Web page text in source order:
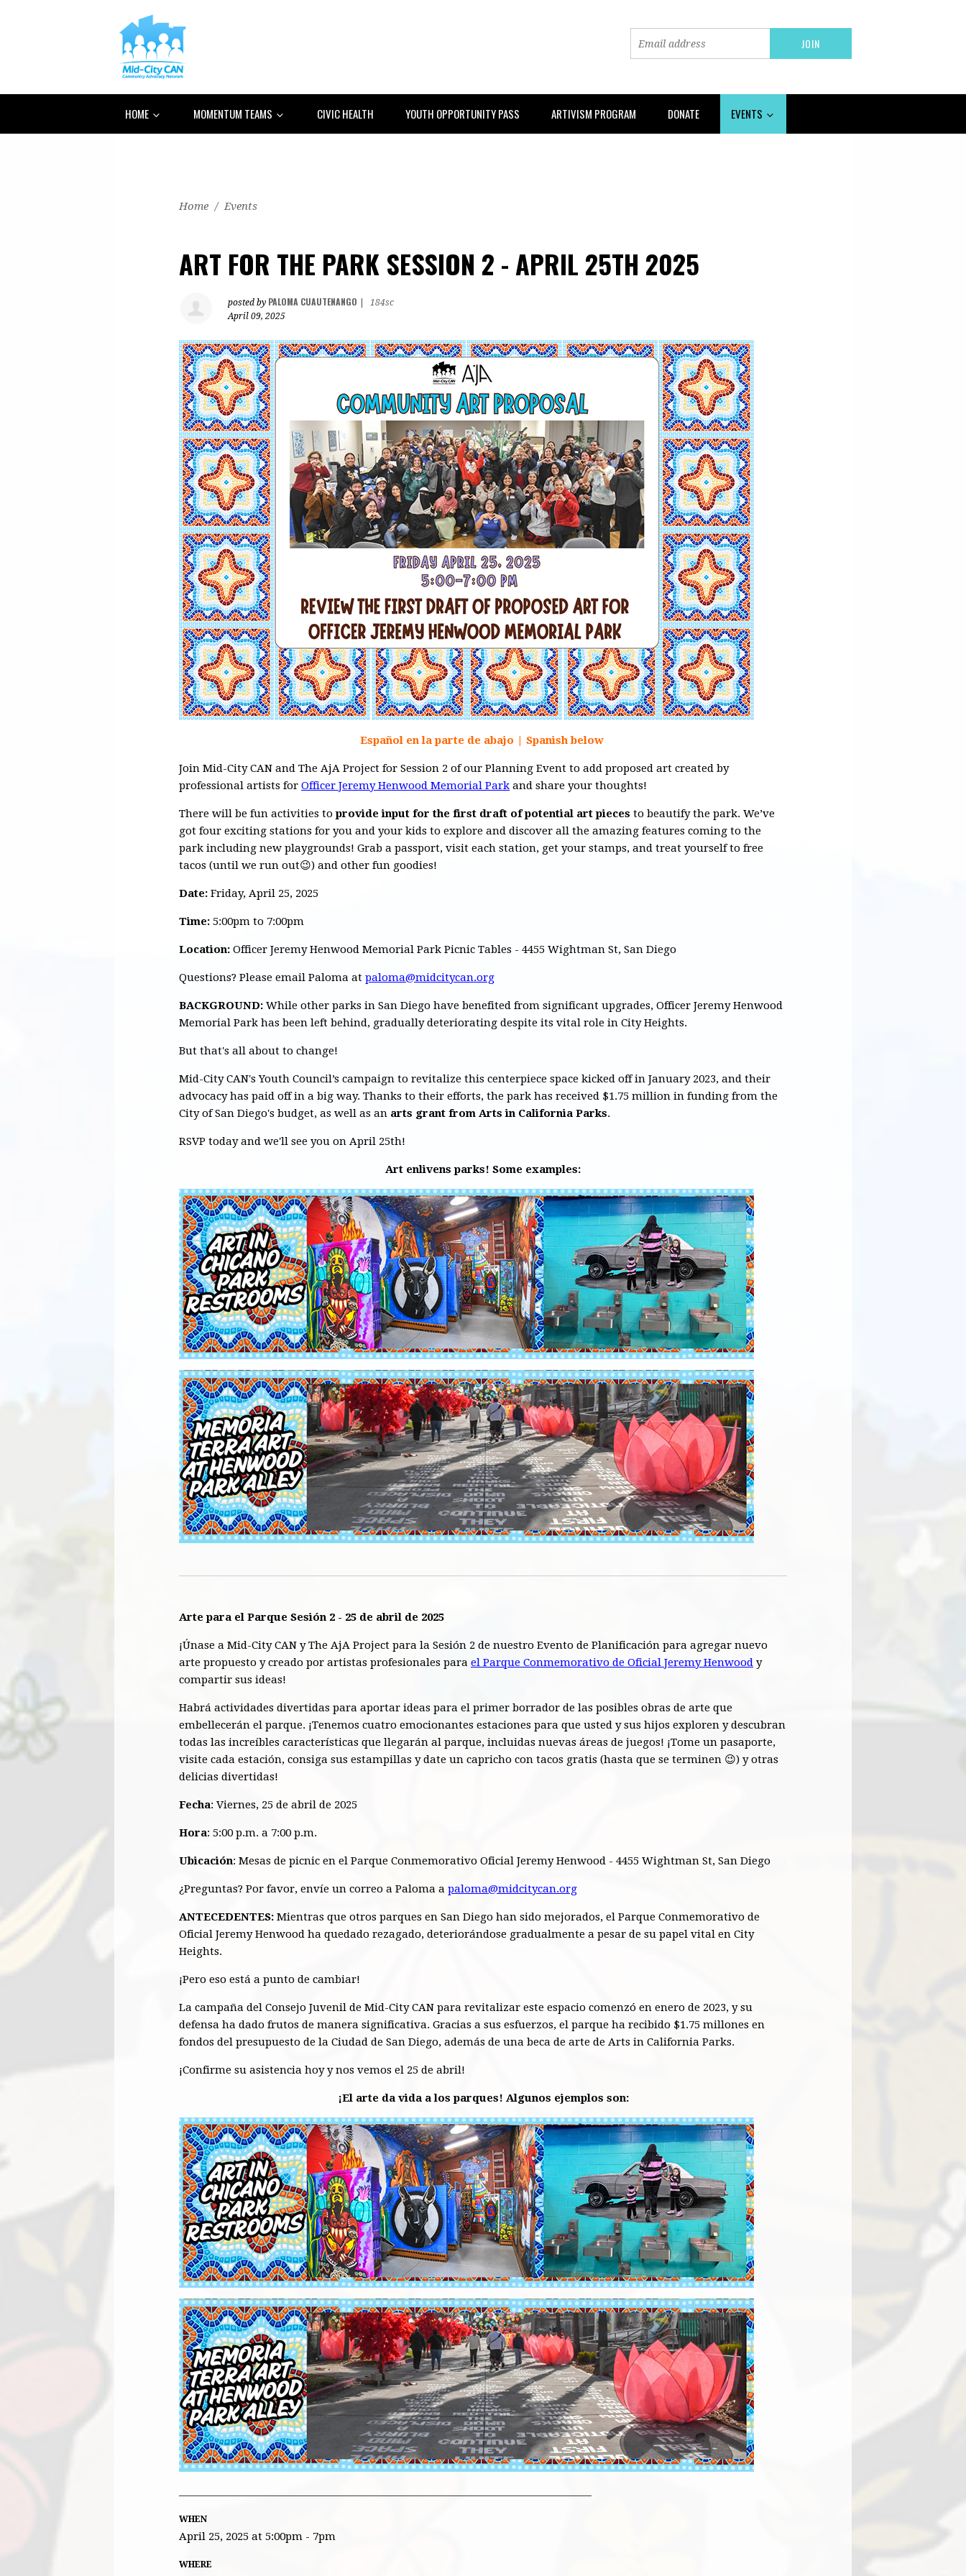
HOME MOMENTUM TEAMS CIVIC HEALTH YOUTH OPPORTUNITY PASS ARTIVISM PROGRAM DONATE EVENTS
Home / Events
ART FOR THE PARK SESSION 2 - APRIL 25TH 2025
posted by PALOMA CUAUTENANGO
184sc
April 09, 2025
Español en la parte de abajo | Spanish below
Join Mid-City CAN and The AjA Project for Session 2 of our Planning Event to add proposed art created by
professional artists for Officer Jeremy Henwood Memorial Park and share your thoughts!
There will be fun activities toprovide input for the first draft of potential art pieces to beautify the park. We’ve
got four exciting stations for you and your kids to explore and discover all the amazing features coming to the
park including new playgrounds! Grab a passport, visit each station, get your stamps, and treat yourself to free
tacos (until we run out😉) and other fun goodies!
Date: Friday, April 25, 2025
Time: 5:00pm to 7:00pm
Location: Officer Jeremy Henwood Memorial Park Picnic Tables - 4455 Wightman St, San Diego
Questions? Please email Paloma at paloma@midcitycan.org
BACKGROUND: While other parks in San Diego have benefited from significant upgrades, Officer Jeremy Henwood
Memorial Park has been left behind, gradually deteriorating despite its vital role in City Heights.
But that's all about to change!
Mid-City CAN's Youth Council’s campaign to revitalize this centerpiece space kicked off in January 2023, and their
advocacy has paid off in a big way. Thanks to their efforts, the park has received $1.75 million in funding from the
City of San Diego's budget, as well as an arts grant from Arts in California Parks.
RSVP today and we'll see you on April 25th!
Art enlivens parks! Some examples:
Arte para el Parque Sesión 2 - 25 de abril de 2025
¡Únase a Mid-City CAN y The AjA Project para la Sesión 2 de nuestro Evento de Planificación para agregar nuevo
arte propuesto y creado por artistas profesionales para el Parque Conmemorativo de Oficial Jeremy Henwood y
compartir sus ideas!
Habrá actividades divertidas para aportar ideas para el primer borrador de las posibles obras de arte que
embellecerán el parque. ¡Tenemos cuatro emocionantes estaciones para que usted y sus hijos exploren y descubran
todas las increíbles características que llegarán al parque, incluidas nuevas áreas de juegos! ¡Tome un pasaporte,
visite cada estación, consiga sus estampillas y date un capricho con tacos gratis (hasta que se terminen 😉) y otras
delicias divertidas!
Fecha: Viernes, 25 de abril de 2025
Hora: 5:00 p.m. a 7:00 p.m.
Ubicación: Mesas de picnic en el Parque Conmemorativo Oficial Jeremy Henwood - 4455 Wightman St, San Diego
¿Preguntas? Por favor, envíe un correo a Paloma a paloma@midcitycan.org
ANTECEDENTES: Mientras que otros parques en San Diego han sido mejorados, el Parque Conmemorativo de
Oficial Jeremy Henwood ha quedado rezagado, deteriorándose gradualmente a pesar de su papel vital en City
Heights.
¡Pero eso está a punto de cambiar!
La campaña del Consejo Juvenil de Mid-City CAN para revitalizar este espacio comenzó en enero de 2023, y su
defensa ha dado frutos de manera significativa. Gracias a sus esfuerzos, el parque ha recibido $1.75 millones en
fondos del presupuesto de la Ciudad de San Diego, además de una beca de arte de Arts in California Parks.
¡Confirme su asistencia hoy y nos vemos el 25 de abril!
¡El arte da vida a los parques! Algunos ejemplos son:
WHEN
April 25, 2025 at 5:00pm - 7pm
WHERE